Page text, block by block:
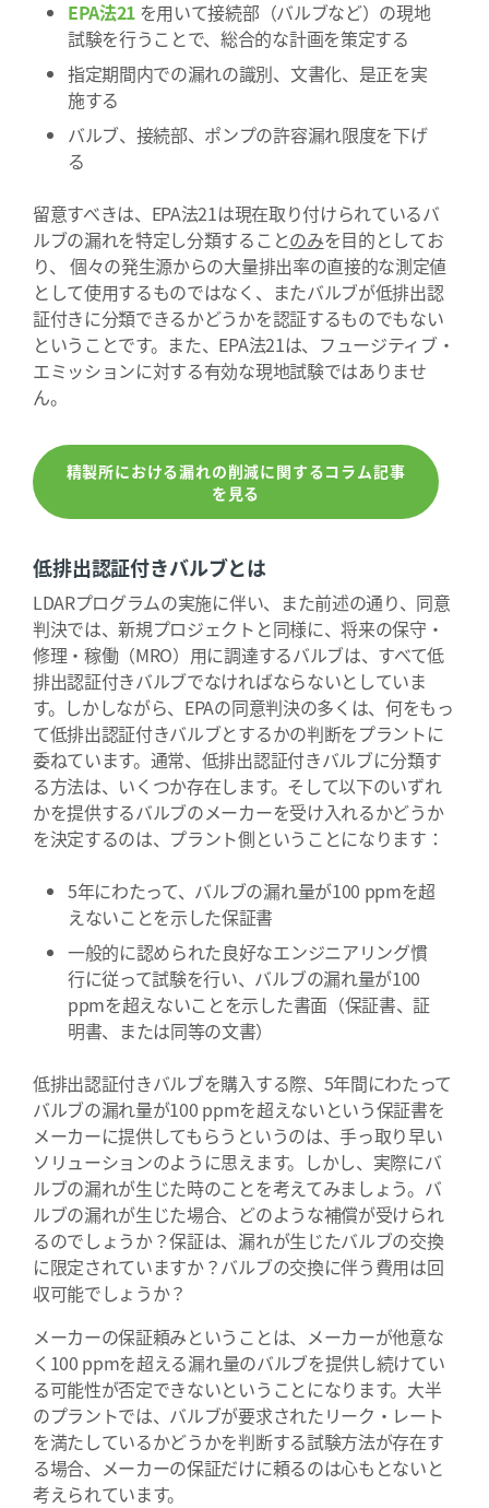
EPA法21 を用いて接続部（バルブなど）の現地
試験を行うことで、総合的な計画を策定する
指定期間内での漏れの識別、文書化、是正を実
施する
バルブ、接続部、ポンプの許容漏れ限度を下げ
る
留意すべきは、EPA法21は現在取り付けられているバ
ルブの漏れを特定し分類することのみを目的としてお
り、 個々の発生源からの大量排出率の直接的な測定値
として使用するものではなく、またバルブが低排出認
証付きに分類できるかどうかを認証するものでもない
ということです。また、EPA法21は、フュージティブ・
エミッションに対する有効な現地試験ではありませ
ん。
精製所における漏れの削減に関するコラム記事
を見る
低排出認証付きバルブとは
LDARプログラムの実施に伴い、また前述の通り、同意
判決では、新規プロジェクトと同様に、将来の保守・
修理・稼働（MRO）用に調達するバルブは、すべて低
排出認証付きバルブでなければならないとしていま
す。しかしながら、EPAの同意判決の多くは、何をもっ
て低排出認証付きバルブとするかの判断をプラントに
委ねています。通常、低排出認証付きバルブに分類す
る方法は、いくつか存在します。そして以下のいずれ
かを提供するバルブのメーカーを受け入れるかどうか
を決定するのは、プラント側ということになります：
5年にわたって、バルブの漏れ量が100 ppmを超
えないことを示した保証書
一般的に認められた良好なエンジニアリング慣
行に従って試験を行い、バルブの漏れ量が100
ppmを超えないことを示した書面（保証書、証
明書、または同等の文書）
低排出認証付きバルブを購入する際、5年間にわたって
バルブの漏れ量が100 ppmを超えないという保証書を
メーカーに提供してもらうというのは、手っ取り早い
ソリューションのように思えます。しかし、実際にバ
ルブの漏れが生じた時のことを考えてみましょう。バ
ルブの漏れが生じた場合、どのような補償が受けられ
るのでしょうか？保証は、漏れが生じたバルブの交換
に限定されていますか？バルブの交換に伴う費用は回
収可能でしょうか？
メーカーの保証頼みということは、メーカーが他意な
く100 ppmを超える漏れ量のバルブを提供し続けてい
る可能性が否定できないということになります。大半
のプラントでは、バルブが要求されたリーク・レート
を満たしているかどうかを判断する試験方法が存在す
る場合、メーカーの保証だけに頼るのは心もとないと
考えられています。